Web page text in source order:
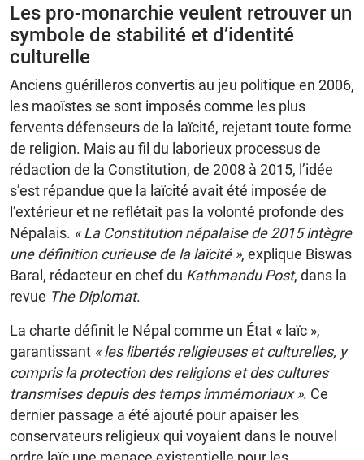
Les pro-monarchie veulent retrouver un
symbole de stabilité et d’identité
culturelle
Anciens guérilleros convertis au jeu politique en 2006,
les maoïstes se sont imposés comme les plus
fervents défenseurs de la laïcité, rejetant toute forme
de religion. Mais au fil du laborieux processus de
rédaction de la Constitution, de 2008 à 2015, l’idée
s’est répandue que la laïcité avait été imposée de
l’extérieur et ne reflétait pas la volonté profonde des
Népalais. « La Constitution népalaise de 2015 intègre
une définition curieuse de la laïcité », explique Biswas
Baral, rédacteur en chef du Kathmandu Post, dans la
revue The Diplomat.
La charte définit le Népal comme un État « laïc »,
garantissant « les libertés religieuses et culturelles, y
compris la protection des religions et des cultures
transmises depuis des temps immémoriaux ». Ce
dernier passage a été ajouté pour apaiser les
conservateurs religieux qui voyaient dans le nouvel